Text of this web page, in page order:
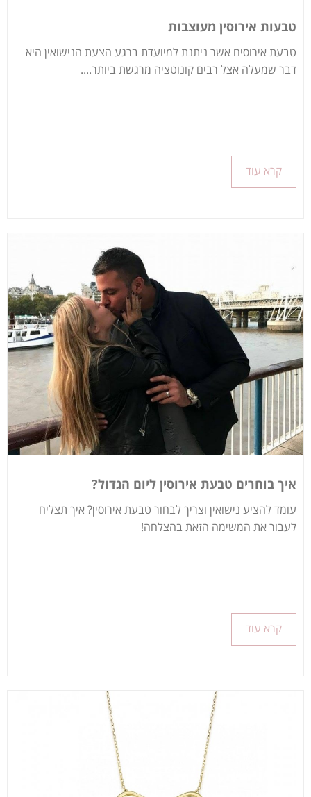
טבעות אירוסין מעוצבות
טבעת אירוסים אשר ניתנת למיועדת ברגע הצעת הנישואין היא
דבר שמעלה אצל רבים קונוטציה מרגשת ביותר....
קרא עוד
איך בוחרים טבעת אירוסין ליום הגדול?
עומד להציע נישואין וצריך לבחור טבעת אירוסין? איך תצליח
לעבור את המשימה הזאת בהצלחה!
קרא עוד